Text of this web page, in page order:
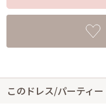
このドレス/パーティ